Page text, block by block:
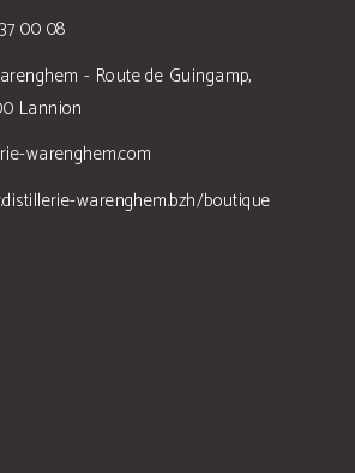
00 08
- Route de Guingamp,
Lannion
warenghem.com
warenghem.bzh/boutique